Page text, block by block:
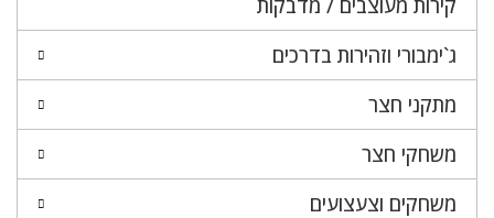
ג`ימבורי וזהירות בדרכים
מתקני חצר
משחקי חצר
משחקים וצעצועים